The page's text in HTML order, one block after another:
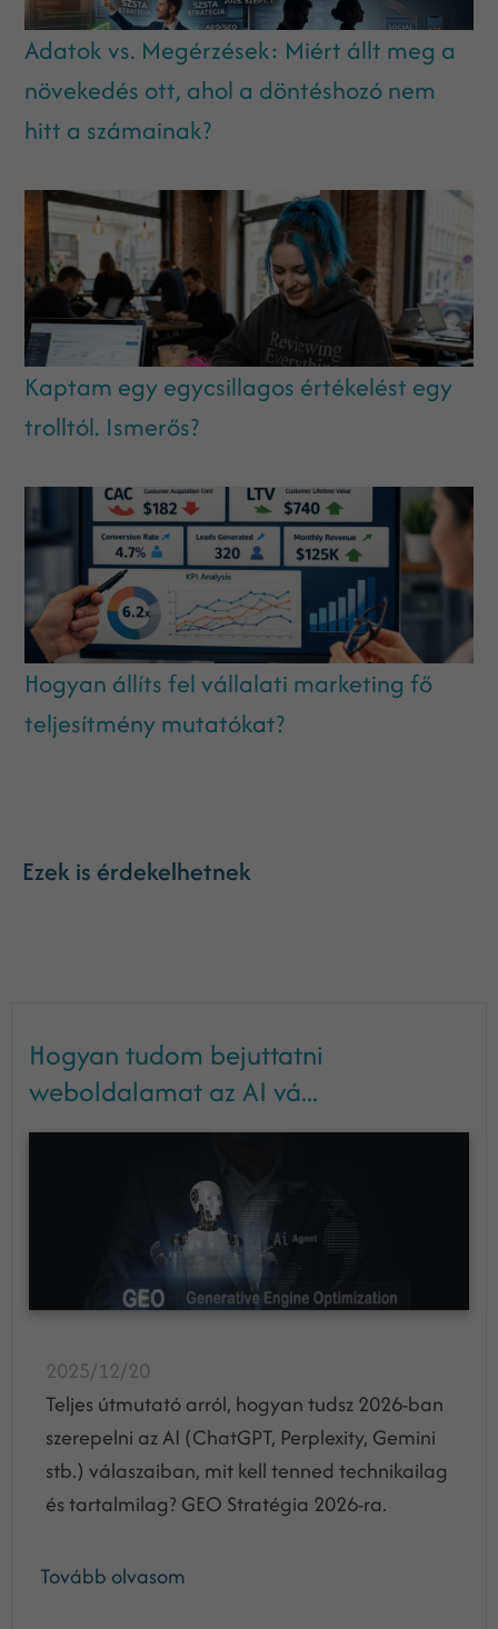
Adatok vs. Megérzések: Miért állt meg a
növekedés ott, ahol a döntéshozó nem
hitt a számainak?
Kaptam egy egycsillagos értékelést egy
trolltól. Ismerős?
Hogyan állíts fel vállalati marketing fő
teljesítmény mutatókat?
Ezek is érdekelhetnek
Hogyan tudom bejuttatni
weboldalamat az AI vá...
2025/12/20
Teljes útmutató arról, hogyan tudsz 2026-ban
szerepelni az AI (ChatGPT, Perplexity, Gemini
stb.) válaszaiban, mit kell tenned technikailag
és tartalmilag? GEO Stratégia 2026-ra.
Tovább olvasom